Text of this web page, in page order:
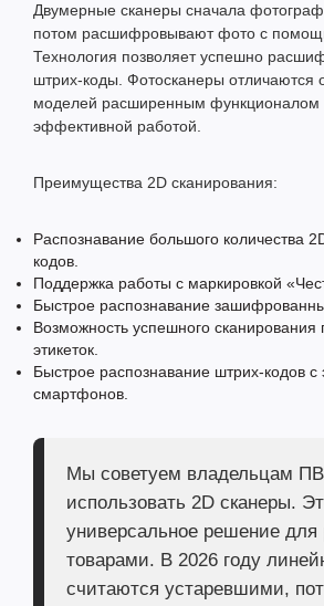
Двумерные сканеры сначала
потом расшифровывают фото с
Технология позволяет успешно
штрих-коды. Фотосканеры отличаются
моделей расширенным функционалом
эффективной работой.
Преимущества 2D сканирования:
Распознавание большого количества
кодов.
Поддержка работы с маркировкой
Быстрое распознавание
Возможность успешного
этикеток.
Быстрое распознавание штрих-кодов с
смартфонов.
Мы советуем владельцам
использовать 2D сканеры.
универсальное решение для
товарами. В 2026 году
считаются устаревшими,